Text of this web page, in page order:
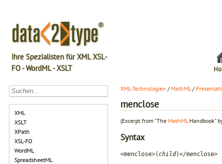
Ihre Spezialisten für XML XSL-
FO - WordML - XSLT
XML
XSLT
XPath
XSL-FO
WordML
SpreadsheetML
XML-Technologien / MathML/
menclose
(Excerpt from "The MathML Handbook"
Syntax
<menclose>( child)</menclose>